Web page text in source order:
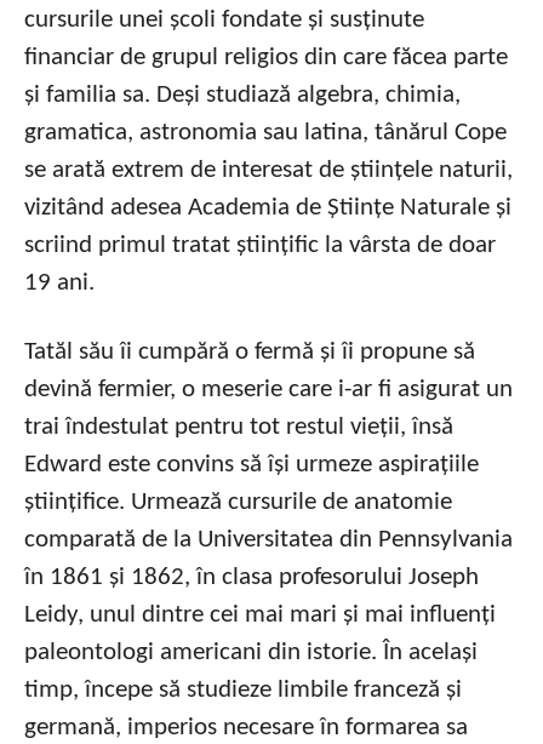
cursurile unei școli fondate și susținute
financiar de grupul religios din care făcea parte
și familia sa. Deși studiază algebra, chimia,
gramatica, astronomia sau latina, tânărul Cope
se arată extrem de interesat de științele naturii,
vizitând adesea Academia de Științe Naturale și
scriind primul tratat științific la vârsta de doar
19 ani.
Tatăl său îi cumpără o fermă și îi propune să
devină fermier, o meserie care i-ar fi asigurat un
trai îndestulat pentru tot restul vieții, însă
Edward este convins să își urmeze aspirațiile
științifice. Urmează cursurile de anatomie
comparată de la Universitatea din Pennsylvania
în 1861 și 1862, în clasa profesorului Joseph
Leidy, unul dintre cei mai mari și mai influenți
paleontologi americani din istorie. În același
timp, începe să studieze limbile franceză și
germană, imperios necesare în formarea sa